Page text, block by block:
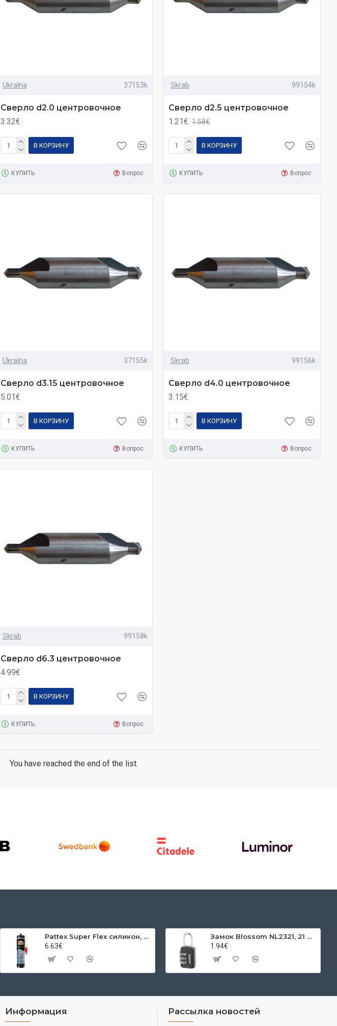
Ukraīna 37153k
Сверло d2.0 центровочное
3.32€
В КОРЗИНУ
КУПИТЬ Вопрос
Skrab 99154k
Сверло d2.5 центровочное
1.21€ 1.58€
В КОРЗИНУ
КУПИТЬ Вопрос
Ukraīna 37155k
Сверло d3.15 центровочное
5.01€
В КОРЗИНУ
КУПИТЬ Вопрос
Skrab 99156k
Сверло d4.0 центровочное
3.15€
В КОРЗИНУ
КУПИТЬ Вопрос
Skrab 99158k
Сверло d6.3 центровочное
4.99€
В КОРЗИНУ
КУПИТЬ Вопрос
You have reached the end of the list.
Pattex Super Flex силикон, санитарный, прозрачный, 280 мл
6.63€
Замок Blossom NL2321, 21 мм, Zn, 3-цифровой код, подвесной
1.94€
Информация Рассылка новостей